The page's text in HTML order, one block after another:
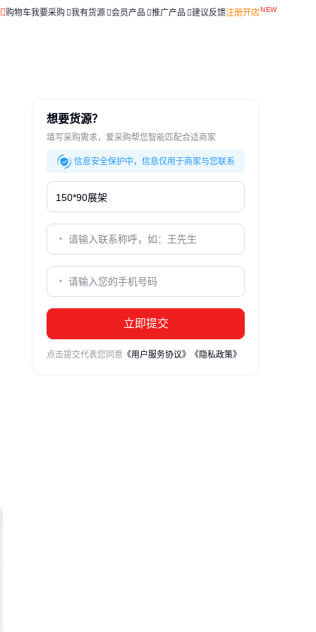
购物车我要采购 我有货源 会员产品 推广产品 建议反馈注册开店
想要货源？
填写采购需求，爱采购帮您智能匹配合适商家
信息安全保护中，信息仅用于商家与您联系
立即提交
点击提交代表您同意 《用户服务协议》 《隐私政策》